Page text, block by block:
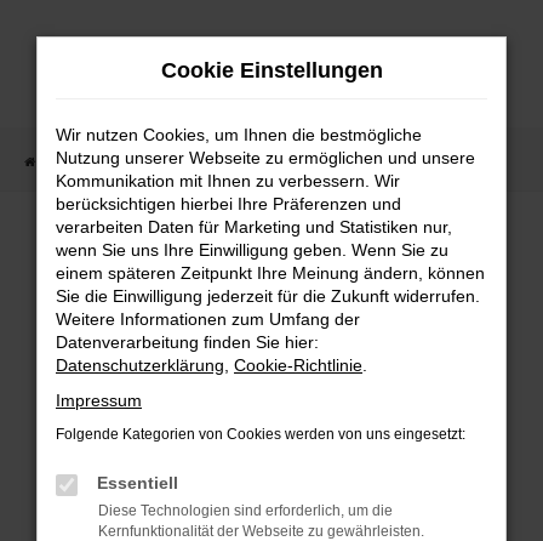
Zum
Startseite Fahrzeugangebote Fahrzeugmarkt
Fahrzeugmarkt
Fehler: Network Error
Beim Laden ist ein Fehler aufgetreten.
Hier sind ein paar Tipps, die dir helfen können:
Überprüfe deine Firewall und deine
Internetverbindung.
Cookie Einstellungen
Wir nutzen Cookies, um Ihnen die bestmögliche
Nutzung unserer Webseite zu ermöglichen und unsere
Kommunikation mit Ihnen zu verbessern. Wir
berücksichtigen hierbei Ihre Präferenzen und
verarbeiten Daten für Marketing und Statistiken nur,
wenn Sie uns Ihre Einwilligung geben. Wenn Sie zu
einem späteren Zeitpunkt Ihre Meinung ändern, können
Sie die Einwilligung jederzeit für die Zukunft widerrufen.
Weitere Informationen zum Umfang der
Datenverarbeitung finden Sie hier:
Datenschutzerklärung Cookie-Richtlinie
Impressum
Folgende Kategorien von Cookies werden von uns eingesetzt:
Essentiell
Diese Technologien sind erforderlich, um die
Kernfunktionalität der Webseite zu gewährleisten.